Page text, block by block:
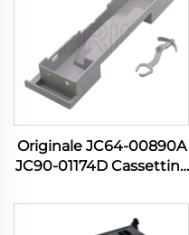
Originale JC64-00890A
JC90-01174D Cassettina
Samsung SL M3320
M3321 M3370 M3820